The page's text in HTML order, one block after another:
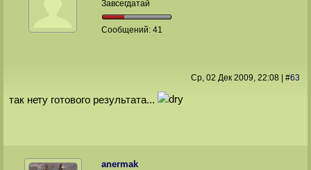
Завсегдатай
Сообщений:41
Ср, 02 Дек 2009, 22:08| #63
так нету готового результата...
anermak